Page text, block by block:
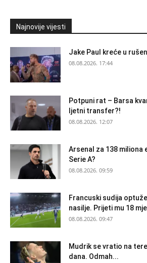
Najnovije vijesti
Jake Paul kreće u
08.08.2026. 17:44
Potpuni rat – Barsa
ljetni transfer?!
08.08.2026. 12:07
Arsenal za 138 miliona
Serie A?
08.08.2026. 09:59
Francuski sudija
nasilje. Prijeti mu 18
08.08.2026. 09:47
Mudrik se vratio na
dana. Odmah...